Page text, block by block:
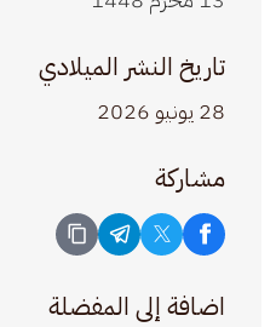
تاريخ النشر الميلادي
28 يونيو 2026
مشاركة
اضافة إلى المفضلة